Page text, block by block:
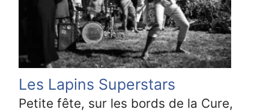
Les Lapins Superstars
Petite fête, sur les bords de la Cure,